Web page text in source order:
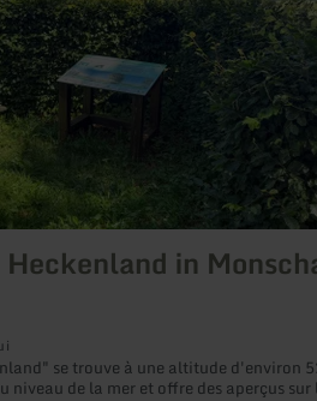
in
se trouve à une altitude d'environ
niveau de la mer et offre des aperçus sur